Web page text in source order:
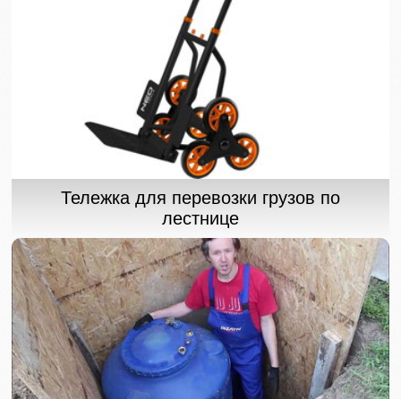
Тележка для перевозки грузов по
лестнице